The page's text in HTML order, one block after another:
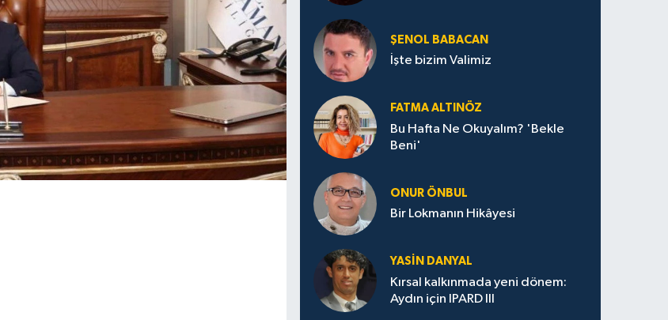
ŞENOL BABACAN
İşte bizim Valimiz
FATMA ALTINÖZ
Bu Hafta Ne Okuyalım? 'Bekle
Beni'
ONUR ÖNBUL
Bir Lokmanın Hikâyesi
YASIN DANYAL
Kırsal kalkınmada yeni dönem:
Aydın için IPARD III